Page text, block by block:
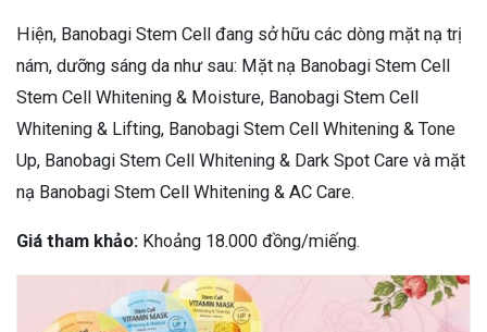
Hiện, Banobagi Stem Cell đang sở hữu các dòng mặt nạ trị
nám, dưỡng sáng da như sau: Mặt nạ Banobagi Stem Cell
Stem Cell Whitening & Moisture, Banobagi Stem Cell
Whitening & Lifting, Banobagi Stem Cell Whitening & Tone
Up, Banobagi Stem Cell Whitening & Dark Spot Care và mặt
nạ Banobagi Stem Cell Whitening & AC Care.
Giá tham khảo: Khoảng 18.000 đồng/miếng.